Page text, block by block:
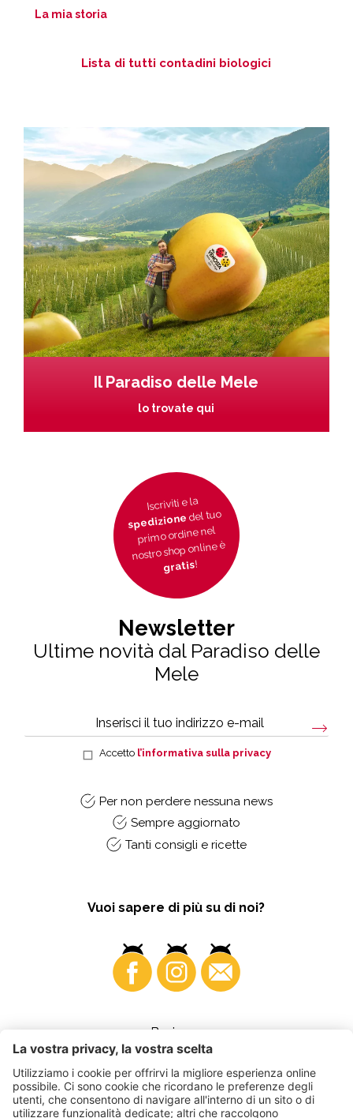
La mia storia
Lista di tutti contadini biologici
Il Paradiso delle Mele
lo trovate qui
Iscriviti e la
spedizionedel tuo
primo ordine nel
nostro shop online è
gratis!
Newsletter
Ultime novità dal Paradiso delle
Mele
Accetto l’informativa sulla privacy
Per non perdere nessuna news
Sempre aggiornato
Tanti consigli e ricette
Vuoi sapere di più su di noi?
Business